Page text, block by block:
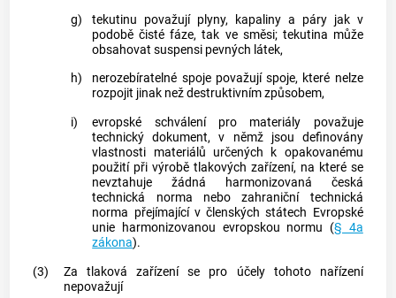
g)
tekutinu považují plyny, kapaliny a páry jak v
podobě čisté fáze, tak ve směsi; tekutina může
obsahovat suspensi pevných látek,
h)
nerozebíratelné spoje považují spoje, které nelze
rozpojit jinak než destruktivním způsobem,
i)
evropské schválení pro materiály považuje
technický dokument, v němž jsou definovány
vlastnosti materiálů určených k opakovanému
použití při výrobě tlakových zařízení, na které se
nevztahuje žádná harmonizovaná česká
technická norma nebo zahraniční technická
norma přejímající v členských státech Evropské
unie harmonizovanou evropskou normu (§ 4a
zákona).
(3)
Za tlaková zařízení se pro účely tohoto nařízení
nepovažují